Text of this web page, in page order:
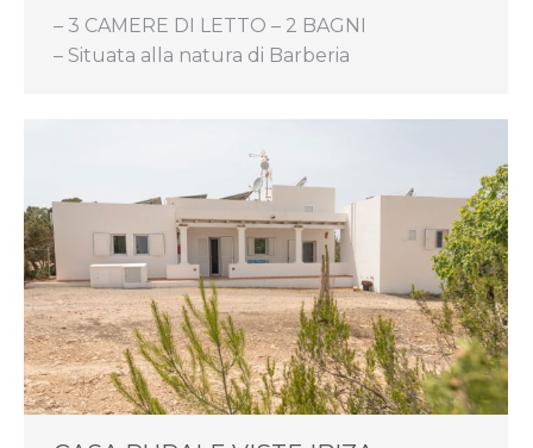
– 3 CAMERE DI LETTO – 2 BAGNI
– Situata alla natura di Barberia